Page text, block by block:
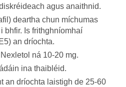
agus anaithnid.
deartha chun míchumas
bhfir. Is frithghníomhaí
an dríochta.
ná 10-20 mg.
ina thaibléid.
an dríochta laistigh de 25-60